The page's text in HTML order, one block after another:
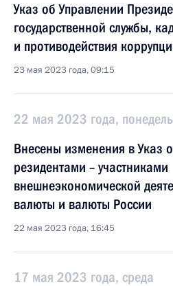
Указ об Управлении
государственной службы,
и противодействия
23 мая 2023 года, 09:15
22 мая 2023 года,
Внесены изменения в Указ
резидентами – участниками
внешнеэкономической
валюты и валюты России
22 мая 2023 года, 16:45
17 мая 2023 года, среда